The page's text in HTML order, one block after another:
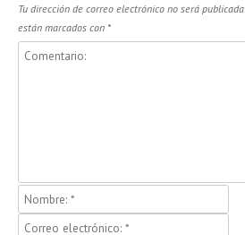
Tu dirección de correo electrónico no será publicada.
están marcados con *